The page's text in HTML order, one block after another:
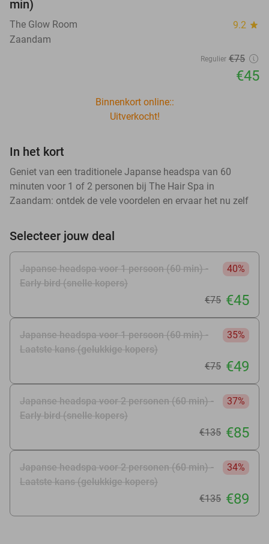
min)
The Glow Room 9.2 star
Zaandam
Regulier €75
€45
Binnenkort online::
Uitverkocht!
In het kort
Geniet van een traditionele Japanse headspa van 60
minuten voor 1 of 2 personen bij The Hair Spa in
Zaandam: ontdek de vele voordelen en ervaar het nu zelf
Selecteer jouw deal
Japanse headspa voor 1 persoon (60 min) -
Early bird (snelle kopers)
40%
€75 €45
Japanse headspa voor 1 persoon (60 min) -
Laatste kans (gelukkige kopers)
35%
€75 €49
Japanse headspa voor 2 personen (60 min) -
Early bird (snelle kopers)
37%
€135 €85
Japanse headspa voor 2 personen (60 min) -
Laatste kans (gelukkige kopers)
34%
€135 €89